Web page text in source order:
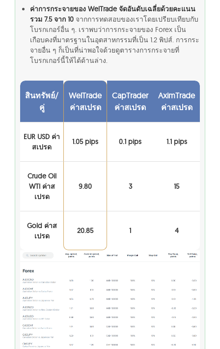
ค่าการกระจายของ WelTrade จัดอันดับเฉลี่ยด้วยคะแนน
รวม 7.5 จาก 10 จากการทดสอบของเราโดยเปรียบเทียบกับ
โบรกเกอร์อื่น ๆ. เราพบว่าการกระจายของ Forex เป็น
เกือบคงที่มาตรฐานในอุตสาหกรรมที่เป็น 1.2 พิปส์. การกระ
จายอื่น ๆ ก็เป็นที่น่าพอใจด้วยดูตารางการกระจายที่
โบรกเกอร์นี้ให้ได้ด้านล่าง.
สินทรัพย์/
คู่
WelTrade
ค่าสเปรด
CapTrader
ค่าสเปรด
AximTrade
ค่าสเปรด
EUR USD ค่า
สเปรด
1.05 pips 0.1 pips 1.1 pips
Crude Oil
WTI ค่าส
เปรด
9.80 3 15
Gold ค่าส
เปรด
20.85 1 4